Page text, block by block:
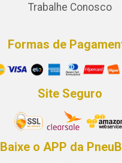
Trabalhe Conosco
Formas de
Site Seguro
Baixe o APP da